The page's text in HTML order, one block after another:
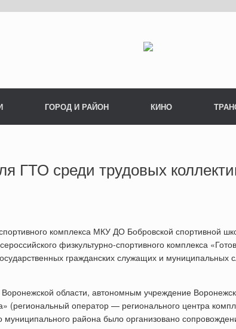
ГОРОД И РАЙОН КИНО
ГТО среди трудовых
комплекса МКУ ДО Бобровской спортивной
физкультурно-спортивного комплекса
гражданских служащих и муниципальных
области, автономным учреждение
(региональный оператор — регионального центра
муниципального района было организовано